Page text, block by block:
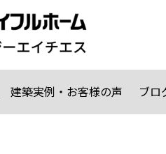
建築実例・お客様の声 ブロ